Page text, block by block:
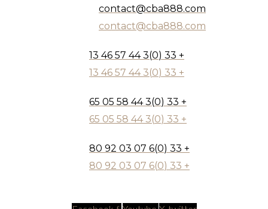
contact@cba888.com
contact@cba888.com